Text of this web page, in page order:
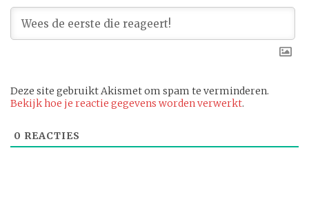
Deze site gebruikt Akismet om spam te verminderen.
Bekijk hoe je reactie gegevens worden verwerkt.
0 REACTIES